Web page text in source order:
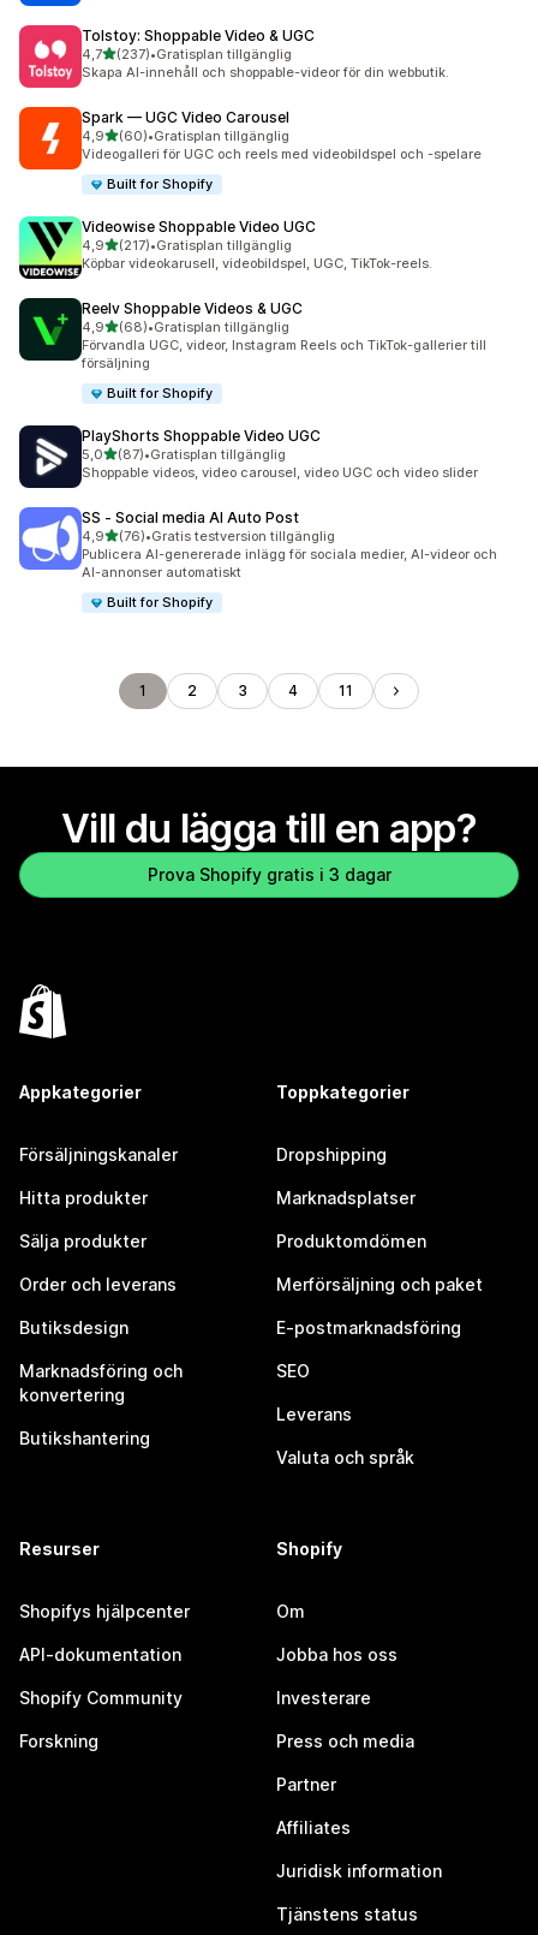
Tolstoy: Shoppable Video & UGC
4,7av 5 stjärnor
(237)
237 recensioner totalt
•Gratisplan tillgänglig
Skapa AI-innehåll och shoppable-videor för din webbutik.
Spark — UGC Video Carousel
4,9av 5 stjärnor
(60)
60 recensioner totalt
•Gratisplan tillgänglig
Videogalleri för UGC och reels med videobildspel och -spelare
Built for Shopify
Videowise Shoppable Video UGC
4,9av 5 stjärnor
(217)
217 recensioner totalt
•Gratisplan tillgänglig
Köpbar videokarusell, videobildspel, UGC, TikTok-reels.
Reelv Shoppable Videos & UGC
4,9av 5 stjärnor
(68)
68 recensioner totalt
•Gratisplan tillgänglig
Förvandla UGC, videor, Instagram Reels och TikTok-gallerier till
försäljning
Built for Shopify
PlayShorts Shoppable Video UGC
5,0av 5 stjärnor
(87)
87 recensioner totalt
•Gratisplan tillgänglig
Shoppable videos, video carousel, video UGC och video slider
SS ‑ Social media AI Auto Post
4,9av 5 stjärnor
(76)
76 recensioner totalt
•Gratis testversion tillgänglig
Publicera AI-genererade inlägg för sociala medier, AI-videor och
AI-annonser automatiskt
Built for Shopify
1 2 3 4 11
Vill du lägga till en app?
Prova Shopify gratis i 3 dagar
Appkategorier
Försäljningskanaler
Hitta produkter
Sälja produkter
Order och leverans
Butiksdesign
Marknadsföring och
konvertering
Butikshantering
Toppkategorier
Dropshipping
Marknadsplatser
Produktomdömen
Merförsäljning och paket
E-postmarknadsföring
SEO
Leverans
Valuta och språk
Resurser
Shopifys hjälpcenter
API-dokumentation
Shopify Community
Forskning
Shopify
Om
Jobba hos oss
Investerare
Press och media
Partner
Affiliates
Juridisk information
Tjänstens status